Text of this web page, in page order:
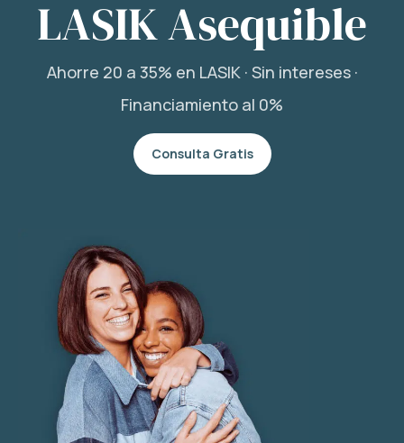
LASIK Asequible
Ahorre 20 a 35% en LASIK · Sin intereses ·
Financiamiento al 0%
Consulta Gratis